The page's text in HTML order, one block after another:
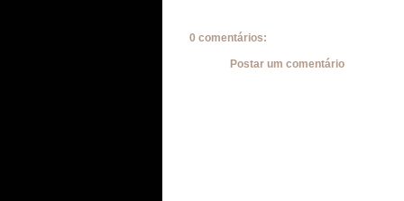
0 comentários:
Postar um comentário